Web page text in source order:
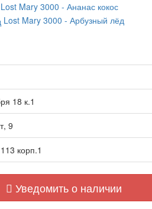
Lost Mary 3000 - Ананас кокос
Lost Mary 3000 - Арбузный лёд
18 к.1
9
корп.1
Уведомить о наличии